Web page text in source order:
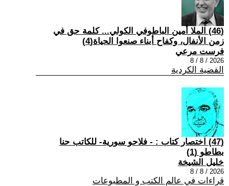
(46) الملا أمين الباطوفي الكولي... كلمة حق في
زمن الأنفال، وكفاح أبناء صنعوا الحياة(4)
فرست مرعي
2026 / 8 / 8
القضية الكردية
(47) اختصار كتاب : - فلاحو سورية- للكاتب حنا
بطاطو (1)
خليل الشيخة
2026 / 8 / 8
قراءات في عالم الكتب و المطبوعات